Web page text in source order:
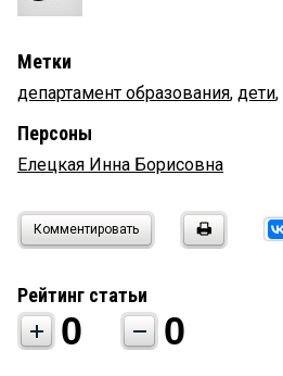
Метки
департамент образования, дети,
Персоны
Елецкая Инна Борисовна
Комментировать
Рейтинг статьи
0 0